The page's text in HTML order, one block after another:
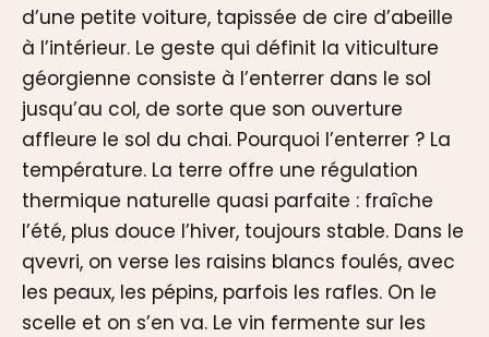
d’une petite voiture, tapissée de cire d’abeille
à l’intérieur. Le geste qui définit la viticulture
géorgienne consiste à l’enterrer dans le sol
jusqu’au col, de sorte que son ouverture
affleure le sol du chai. Pourquoi l’enterrer ? La
température. La terre offre une régulation
thermique naturelle quasi parfaite : fraîche
l’été, plus douce l’hiver, toujours stable. Dans le
qvevri, on verse les raisins blancs foulés, avec
les peaux, les pépins, parfois les rafles. On le
scelle et on s’en va. Le vin fermente sur les